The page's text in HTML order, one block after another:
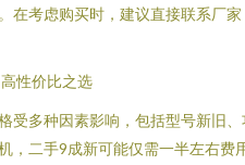
在考虑购买时，建议直接联系厂
性价比之选
受多种因素影响，包括型号新旧
，二手9成新可能仅需一半左右费